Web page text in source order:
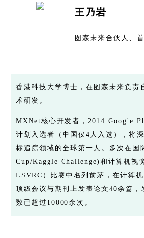
王乃岩
图森未来合伙人、
香港科技大学博士，在图森未来负责
术研发。
MXNet核心开发者，2014 Google
计划入选者（中国仅4人入选），将
标追踪领域的全球第一人。多次在国
Cup/Kaggle Challenge)和计算机视
LSVRC）比赛中名列前茅，在计算机
顶级会议与期刊上发表论文40余篇，
数已超过10000余次。